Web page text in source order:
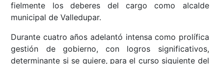
fielmente los deberes del cargo como alcalde
municipal de Valledupar.
Durante cuatro años adelantó intensa como prolífica
gestión de gobierno, con logros significativos,
determinante si se quiere, para el curso siguiente del